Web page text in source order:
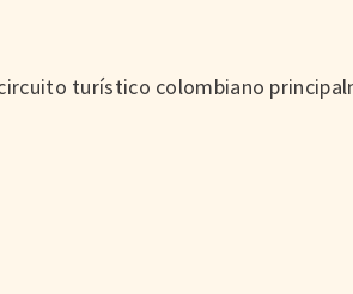
turístico colombiano